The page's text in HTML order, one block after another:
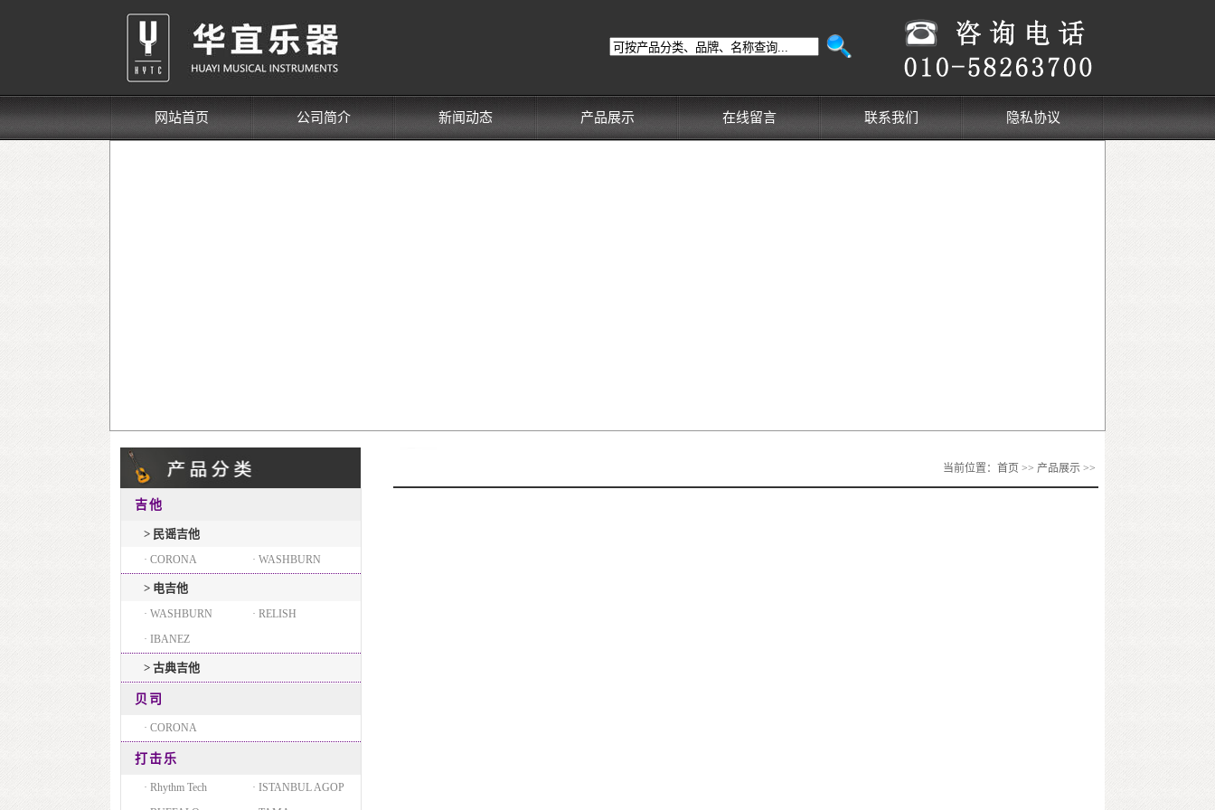
网站首页 公司简介 新闻动态 产品展示 在线留言 联系我们 隐私协议
吉他
> 民谣吉他
· CORONA · WASHBURN
> 电吉他
· WASHBURN
· RELISH
· IBANEZ
> 古典吉他
贝司
· CORONA
打击乐
· Rhythm Tech
· ISTANBUL AGOP
当前位置： 首页 >> 产品展示 >>